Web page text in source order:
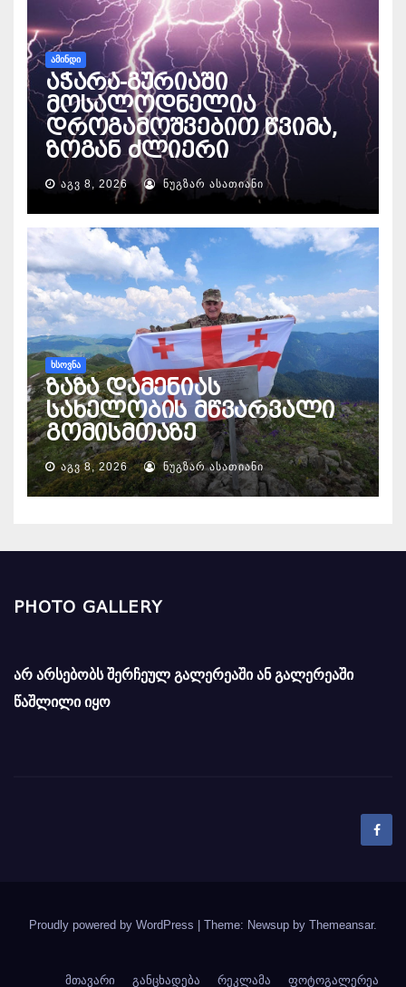
ᲐᲛᲘᲜᲓᲘ
აჭარა-გურიაში
მოსალოდნელია
დროგამოშვებით წვიმა,
ზოგან ძლიერი
ᲐᲒᲕ 8, 2026 ᲜᲣᲒᲖᲐᲠ ᲐᲡᲐᲗᲘᲐᲜᲘ
ᲮᲡᲝᲕᲜᲐ
ზაზა დამენიას
სახელობის მწვარვალი
გომისმთაზე
ᲐᲒᲕ 8, 2026 ᲜᲣᲒᲖᲐᲠ ᲐᲡᲐᲗᲘᲐᲜᲘ
PHOTO GALLERY
არ არსებობს შერჩეულ გალერეაში ან გალერეაში
წაშლილი იყო
Proudly powered by WordPress Theme: Newsup by Themeansar.
მთავარი განცხადება რეკლამა ფოტოგალერეა